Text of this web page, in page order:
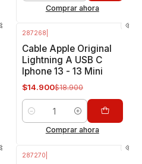
Comprar ahora
287268
Cable Apple Original
Lightning A USB C
Iphone 13 - 13 Mini
$14.900$18.900
Cantidad
Comprar ahora
287270